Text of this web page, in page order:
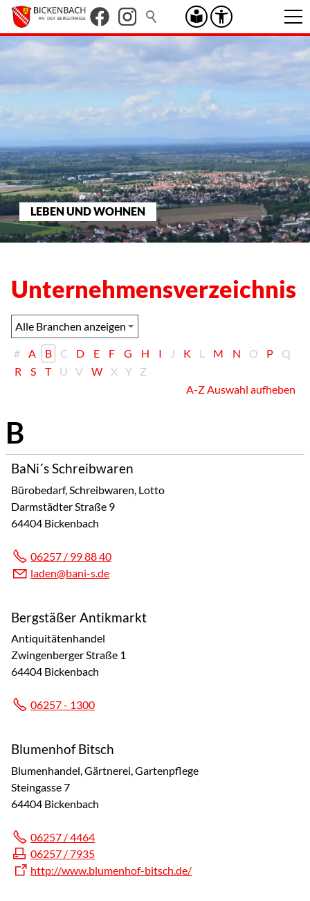
LEBEN UND WOHNEN
Unternehmensverzeichnis
# A B C D E F G H I J K L M N O P
Q
R
S T U V W X Y
Z
A-Z Auswahl aufheben
BaNi´s Schreibwaren
Bürobedarf, Schreibwaren, Lotto
Darmstädter Straße 9
64404 Bickenbach
06257 / 99 88 40
l d n b n -sd
Bergstäßer Antikmarkt
Antiquitätenhandel
Zwingenberger Straße 1
64404 Bickenbach
06257 - 1300
Blumenhof Bitsch
Blumenhandel, Gärtnerei, Gartenpflege
Steingasse 7
64404 Bickenbach
06257 / 4464
06257 / 7935
http://www.blumenhof-bitsch.de/